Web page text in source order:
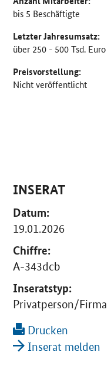
bis 5 Beschäftigte
Letzter Jahresumsatz:
über 250 - 500 Tsd. Euro
Preisvorstellung:
Nicht veröffentlicht
INSERAT
Datum:
19.01.2026
Chiffre:
A-343dcb
Inseratstyp:
Privatperson/Firma
Drucken
Inserat melden